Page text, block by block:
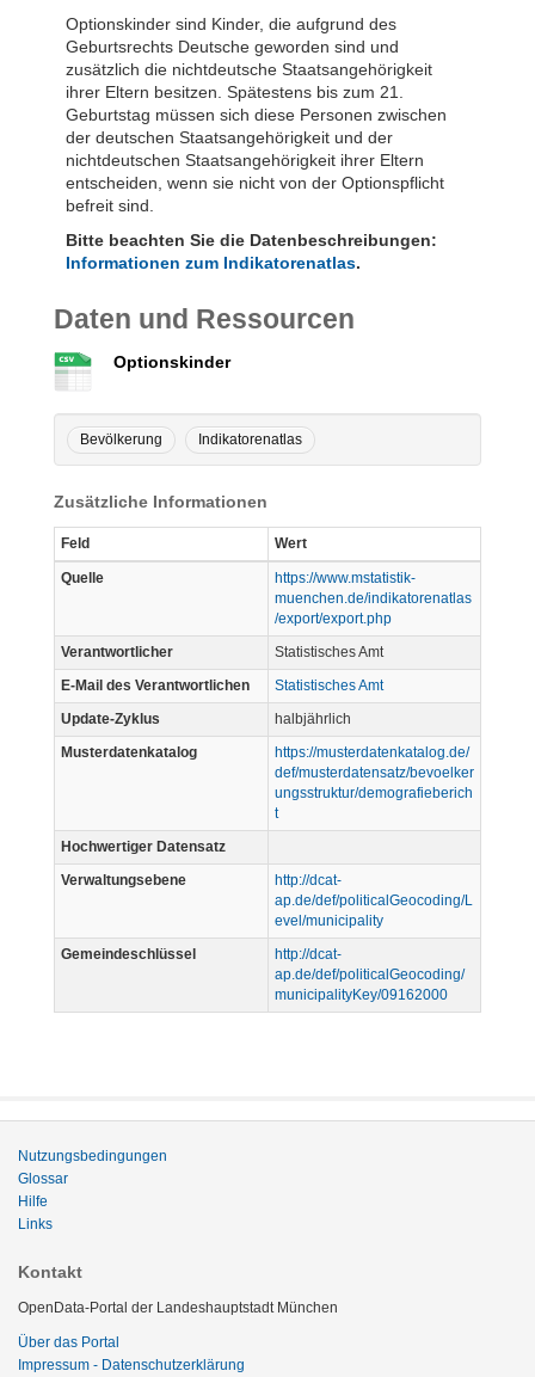
Optionskinder sind Kinder, die aufgrund des
Geburtsrechts Deutsche geworden sind und
zusätzlich die nichtdeutsche Staatsangehörigkeit
ihrer Eltern besitzen. Spätestens bis zum 21.
Geburtstag müssen sich diese Personen zwischen
der deutschen Staatsangehörigkeit und der
nichtdeutschen Staatsangehörigkeit ihrer Eltern
entscheiden, wenn sie nicht von der Optionspflicht
befreit sind.
Bitte beachten Sie die Datenbeschreibungen:
Informationen zum Indikatorenatlas.
Daten und Ressourcen
Optionskinder
Bevölkerung Indikatorenatlas
Zusätzliche Informationen
Feld Wert
Quelle
https://www.mstatistik-
muenchen.de/indikatorenatlas
/export/export.php
Verantwortlicher
Statistisches Amt
E-Mail des Verantwortlichen
Statistisches Amt
Update-Zyklus
halbjährlich
Musterdatenkatalog
https://musterdatenkatalog.de/
def/musterdatensatz/bevoelker
ungsstruktur/demografieberich
t
Hochwertiger Datensatz
Verwaltungsebene
http://dcat-
ap.de/def/politicalGeocoding/L
evel/municipality
Gemeindeschlüssel
http://dcat-
ap.de/def/politicalGeocoding/
municipalityKey/09162000
Nutzungsbedingungen
Glossar
Hilfe
Links
Kontakt
OpenData-Portal der Landeshauptstadt München
Über das Portal
Impressum - Datenschutzerklärung